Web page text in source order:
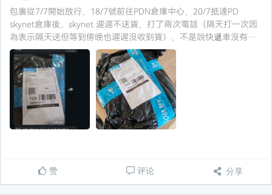
包裹從7/7開始放行，18/7號前往PDN倉庫中心，20/7抵達PD
skynet倉庫後，skynet 遲遲不送貨，打了兩次電話（隔天打一次因
為表示隔天送但等到傍晚也遲遲沒收到貨），不是說快遞車沒有駛
入我的花園、不然就是送貨司機病假沒有司機，還讓我自取包裹
（明明有付運費），重點是承諾了隔天然後又再一個隔天，讓人浪
費時間乾等，skynet 這家公司已經不是第一次這樣了，體驗感實在
不佳，還不如以往即到即送的line clear 有誠信。 希望wepost能關
注並重視這點，或者換另一家快遞公司。感恩。
赞 评论 分享